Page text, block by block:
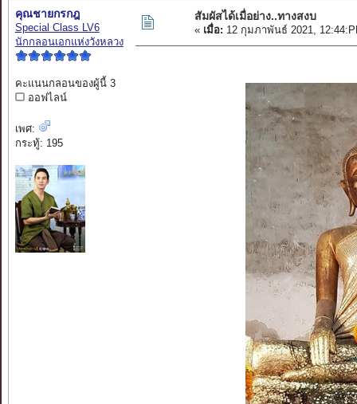
คุณชายกรกฎ
Special Class LV6
นักกลอนเอกแห่งวังหลวง
คะแนนกลอนของผู้นี้ 3
ออฟไลน์
เพศ:
กระทู้: 195
สัมผัสได้เมื่อย่าง..ทางสงบ
« เมื่อ: 12 กุมภาพันธ์ 2021,